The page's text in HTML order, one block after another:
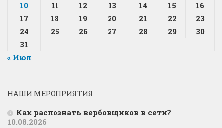
10
11 12 13 14 15
16
17
18 19 20 21 22
23
24
25 26 27 28 29
30
31
« Июл
НАШИ МЕРОПРИЯТИЯ
Как распознать вербовщиков в сети?
10.08.2026